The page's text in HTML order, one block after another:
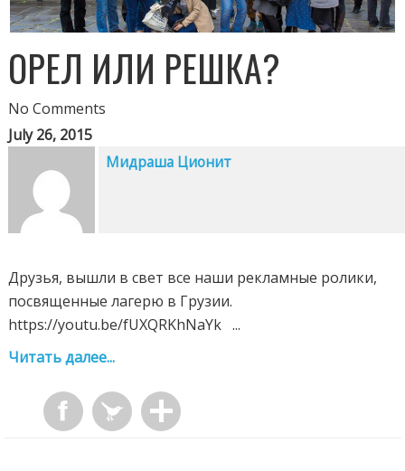
ОРЕЛ ИЛИ РЕШКА?
No Comments
July 26, 2015
Мидраша Ционит
Друзья, вышли в свет все наши рекламные ролики,
посвященные лагерю в Грузии.
https://youtu.be/fUXQRKhNaYk ...
Читать далее...